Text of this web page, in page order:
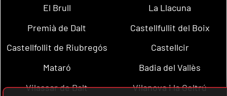
El Brull
La Llacuna
Premià de Dalt
Castellfullit del Boix
Castellfollit de Riubregós
Castellcir
Mataró
Badia del Vallès
Vilassar de Dalt
Vilanova i la Geltrú